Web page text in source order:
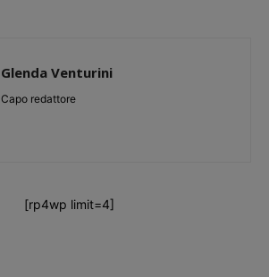
Glenda Venturini
Capo redattore
[rp4wp limit=4]